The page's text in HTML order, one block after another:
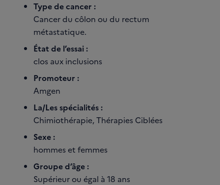
Type de cancer :
Cancer du côlon ou du rectum
métastatique.
État de l’essai :
clos aux inclusions
Promoteur :
Amgen
La/Les spécialités :
Chimiothérapie, Thérapies Ciblées
Sexe :
hommes et femmes
Groupe d’âge :
Supérieur ou égal à 18 ans